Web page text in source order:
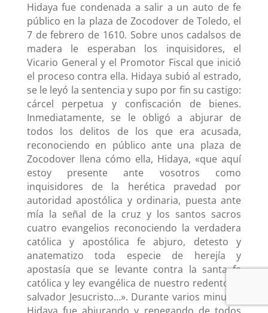
Hidaya fue condenada a salir a un auto de fe
público en la plaza de Zocodover de Toledo, el
7 de febrero de 1610. Sobre unos cadalsos de
madera le esperaban los inquisidores, el
Vicario General y el Promotor Fiscal que inició
el proceso contra ella. Hidaya subió al estrado,
se le leyó la sentencia y supo por fin su castigo:
cárcel perpetua y confiscación de bienes.
Inmediatamente, se le obligó a abjurar de
todos los delitos de los que era acusada,
reconociendo en público ante una plaza de
Zocodover llena cómo ella, Hidaya, «que aquí
estoy presente ante vosotros como
inquisidores de la herética pravedad por
autoridad apostólica y ordinaria, puesta ante
mía la señal de la cruz y los santos sacros
cuatro evangelios reconociendo la verdadera
católica y apostólica fe abjuro, detesto y
anatematizo toda especie de herejía y
apostasía que se levante contra la santa fe
católica y ley evangélica de nuestro redentor y
salvador Jesucristo…». Durante varios minutos